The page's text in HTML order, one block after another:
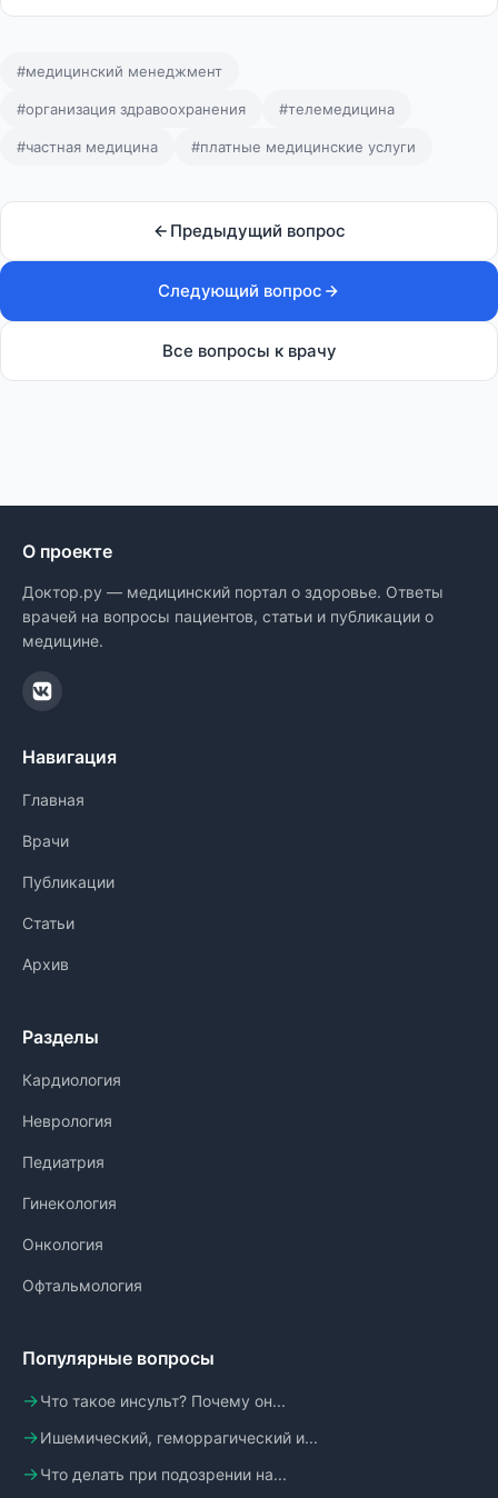
#медицинский менеджмент
#организация здравоохранения #телемедицина
#частная медицина #платные медицинские услуги
Предыдущий вопрос
Следующий вопрос
Все вопросы к врачу
О проекте
Доктор.ру — медицинский портал о здоровье. Ответы
врачей на вопросы пациентов, статьи и публикации о
медицине.
Навигация
Главная
Врачи
Публикации
Статьи
Архив
Разделы
Кардиология
Неврология
Педиатрия
Гинекология
Онкология
Офтальмология
Популярные вопросы
Что такое инсульт? Почему он...
Ишемический, геморрагический и...
Что делать при подозрении на...